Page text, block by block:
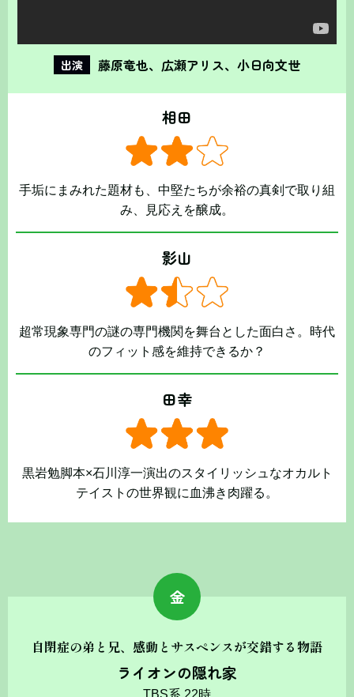
出演 藤原竜也、広瀬アリス、小日向文世
相田
手垢にまみれた題材も、中堅たちが余裕の真剣で取り組
み、見応えを醸成。
影山
超常現象専門の謎の専門機関を舞台とした面白さ。時代
のフィット感を維持できるか？
田幸
黒岩勉脚本×石川淳一演出のスタイリッシュなオカルト
テイストの世界観に血沸き肉躍る。
金
自閉症の弟と兄、感動とサスペンスが交錯する物語
ライオンの隠れ家
TBS系 22時